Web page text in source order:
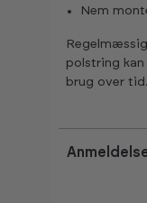
Nem
polstring kan
brug over tid.